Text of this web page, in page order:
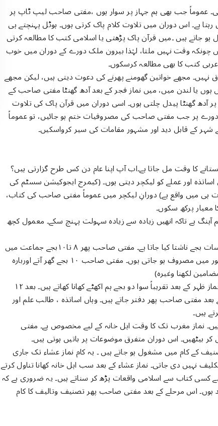
عموماً جب بھی ہم جہاز پر سوار ہوں ،مفتی صاحب لیپ ٹاپ پر
ہے۔ اس دوران میں تلاوت کلام پاک کرتی ہوں۔ ہوٹل پہنچتے ہی
ہیں ۔میں قرآن پاک پڑھتی یا اسلامی کتب کا مطالعہ کرتی
چونکہ وقت نہیں ملتا، لہٰذا بیرون ملک دورے کے دوران میں خوب
کتب کا بھی مطالعہ کرسکوں۔
مجھے خواتین گھومنے پھرنے کی دعوت دیتی ہیں، لیکن مجھے
ہوں یا لندن میں، میں نماز فجر کے بعد آدھ گھنٹا مفتی صاحب کے
گھنٹا پیدل چلتی ہوں۔ اسی دوران میں قرآن پاک کی تلاوت
دورے پر جب مفتی صاحب کی مصروفیات ختم ہو جائیں، تو عموماً
شہر کے قابل دید اور مشہور مقامات کی سیر کرواسکیں۔
کا وقت مل جاتا ہے۔اب آپ اپنا عام دن کس طرح گزارتی ہیں؟
اور عملے کو لیکچر دیتی ہوں۔ (کیمرج ایجوکیشن سسٹم کی
ہی میں واقع ہے) دورانِ لیکچر میں عموماً مفتی صاحب کی کتاب،
معیار پرکھ سکوں۔
ہے تاکہ انھیں زیادہ سے زیادہ سہولت پہنچ سکے۔ معمول کچھ
نماز فجر کے بعد ہم ہوا خوری کرتے ہیں۔صبح ساڑھے سات بجے ناشتا کیا جاتا ہے۔ مفتی صاحب پھر ۸ تا۱۰بجے جماعت میں
صیح بخاری کی تعلیم دیتے ہیں جبکہ میں گھریلو امور میں مصروف ہو جاتی ہوں۔ مفتی صاحب ۱۰ بجے گھر آتے اوربارہ
لکھنا وغیرہ)
۱۲ سے ۲ بجے تک مفتی صاحب دفتر میں بیٹھتے ہیں۔ نماز ظہر کے بعد تقریباً سوا دو بجے ہم اکھٹے کھانا کھاتے ہیں۔ بعد
بعد مفتی صاحب پھر دفتر جاتے ہیں۔ وہاں اساتذہ ، طالب علم اور
ہیں۔
نماز مغرب تک کا وقت اہل خانہ کے لیے مخصوص ہے۔ مفتی
اس دوران متفرق موضوعات پر باتیں ہوتی ہیں۔
کے کام میں مشغول ہو جاتے ہیں ۔ یہ کام نماز عشاء تک جاری
نہیں دی جاتی۔ نماز عشاء کے بعد سب اہل خانہ کھانا تناول کرتے
کتاب سے اسلامی واقعات پڑھ کر سناتے ہیں۔ یہ ضروری ہے کہ
ہوں۔ اس مرحلے کے بعد مفتی صاحب پھر تصنیف وتالیف کا کام